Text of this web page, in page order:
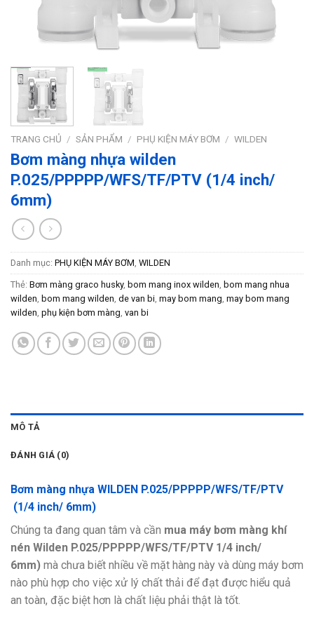
TRANG CHỦ / SẢN PHẨM / PHỤ KIỆN MÁY BƠM / WILDEN
Bơm màng nhựa wilden
P.025/PPPPP/WFS/TF/PTV (1/4 inch/
6mm)
Danh mục: PHỤ KIỆN MÁY BƠM WILDEN
Thẻ: Bơm màng graco husky, bom mang inox wilden bom mang nhua
wilden bom mang wilden de van bi may bom mang may bom mang
wilden phụ kiện bơm màng van bi
MÔ TẢ
ĐÁNH GIÁ (0)
Bơm màng nhựa WILDEN P.025/PPPPP/WFS/TF/PTV
(1/4 inch/ 6mm)
Chúng ta đang quan tâm và cần mua máy bơm màng khí
nén Wilden P.025/PPPPP/WFS/TF/PTV 1/4 inch/
6mm) mà chưa biết nhiều về mặt hàng này và dùng máy bơm
nào phù hợp cho việc xử lý chất thải để đạt được hiểu quả
an toàn, đặc biệt hơn là chất liệu phải thật là tốt.